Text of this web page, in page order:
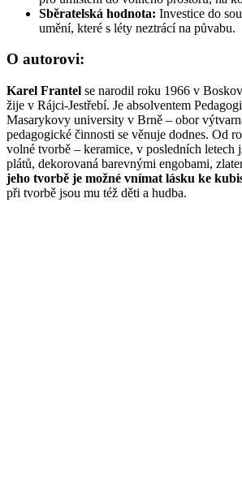
Sběratelská hodnota: Investice do
umění, které s léty neztrácí na půvabu.
O autorovi:
Karel Frantel se narodil roku 1966 v
žije v Rájci-Jestřebí. Je absolventem
Masarykovy university v Brně – obor
pedagogické činnosti se věnuje dodnes. Od
volné tvorbě – keramice, v posledních letech
plátů, dekorovaná barevnými engobami,
jeho tvorbě je možné vnímat lásku ke
při tvorbě jsou mu též děti a hudba.